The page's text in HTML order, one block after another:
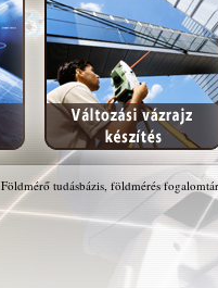
Földmérő tudásbázis, földmérés fogalomtár